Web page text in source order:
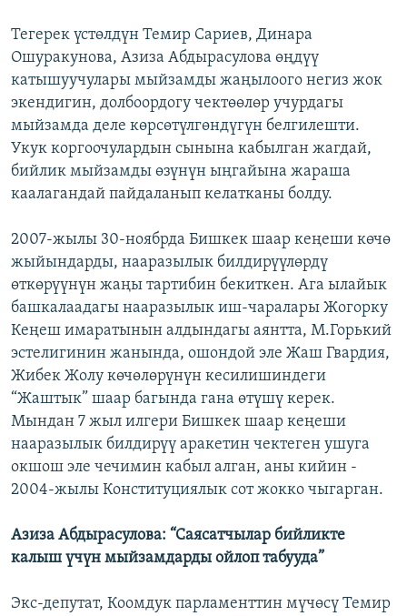
Тегерек үстөлдүн Темир Сариев, Динара
Ошуракунова, Азиза Абдырасулова өңдүү
катышуучулары мыйзамды жаңылоого негиз жок
экендигин, долбоордогу чектөөлөр учурдагы
мыйзамда деле көрсөтүлгөндүгүн белгилешти.
Укук коргоочулардын сынына кабылган жагдай,
бийлик мыйзамды өзүнүн ыңгайына жараша
каалагандай пайдаланып келатканы болду.
2007-жылы 30-ноябрда Бишкек шаар кеңеши көчө
жыйындарды, нааразылык билдирүүлөрдү
өткөрүүнүн жаңы тартибин бекиткен. Ага ылайык
башкалаадагы нааразылык иш-чаралары Жогорку
Кеңеш имаратынын алдындагы аянтта, М.Горький
эстелигинин жанында, ошондой эле Жаш Гвардия,
Жибек Жолу көчөлөрүнүн кесилишиндеги
“Жаштык” шаар багында гана өтүшү керек.
Мындан 7 жыл илгери Бишкек шаар кеңеши
нааразылык билдирүү аракетин чектеген ушуга
окшош эле чечимин кабыл алган, аны кийин -
2004-жылы Конституциялык сот жокко чыгарган.
Азиза Абдырасулова: “Саясатчылар бийликте
калыш үчүн мыйзамдарды ойлоп табууда”
Экс-депутат, Коомдук парламенттин мүчөсү Темир